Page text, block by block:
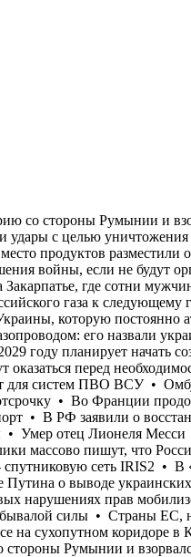
газа к следующему году, увеличивают его импорт • В РФ заявили о восстановлении «в целом» движения по трассе на сухопутном коридоре в Крым на захваченном России юге Украины, которую постоянно атаковали украинские дроны • Умер отец Лионеля Месси • Беспилотник залетел в Болгарию со стороны Румынии и взорвался рядом с Трансбалканским газопроводом: его назвали украинским • Украинские паблики массово пишут, что Россия планирует до 24 августа нанести удары с целью уничтожения энергетики Киева • Европа только в 2029 году планирует начать создавать свой аналог Starlink - спутниковую сеть IRIS2 • В «Сильпо» на пустых полках вместо продуктов разместили объявления • Запад и Украина могут оказаться перед необходимостью удовлетворить требование Путина о выводе украинских войск из Донбасса для завершения войны, если не будут организованы поставки противоракет для систем ПВО ВСУ • Омбудсмен Лубинец заявляет о массовых нарушениях прав мобилизованных в Береговском РТЦК на Закарпатье, где сотни мужчин лишали права на законную отсрочку • Во Франции продолжают бушевать пожары небывалой силы • Страны ЕС, несмотря на заявление об отказе от российского газа к следующему году, увеличивают его импорт • В РФ заявили о восстановлении «в целом» движения по трассе на сухопутном коридоре в Крым на захваченном России юге Украины, которую постоянно атаковали украинские дроны